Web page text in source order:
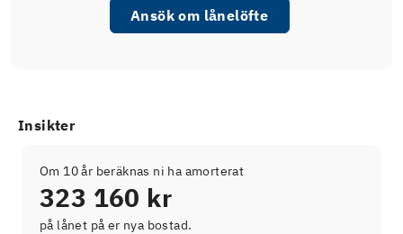
Ansök om lånelöfte
Insikter
Om 10 år beräknas ni ha amorterat
323 160 kr
på lånet på er nya bostad.